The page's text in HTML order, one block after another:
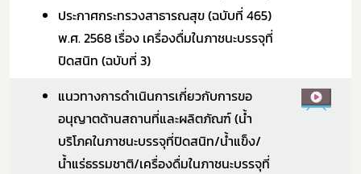
ประกาศกระทรวงสาธารณสุข (ฉบับที่ 465)
พ.ศ. 2568 เรื่อง เครื่องดื่มในภาชนะบรรจุที่
ปิดสนิท (ฉบับที่ 3)
แนวทางการดำเนินการเกี่ยวกับการขอ
อนุญาตด้านสถานที่และผลิตภัณฑ์ (น้ำ
บริโภคในภาชนะบรรจุที่ปิดสนิท/น้ำแข็ง/
น้ำแร่ธรรมชาติ/เครื่องดื่มในภาชนะบรรจุที่